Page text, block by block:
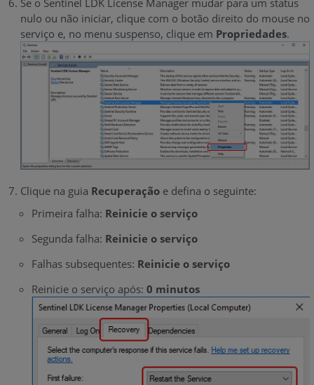
nulo ou não iniciar, clique com o botão direito do mouse no
serviço e, no menu suspenso, clique em Propriedades.
Clique na guia Recuperaçãoe defina o seguinte:
Primeira falha: Reinicie o serviço
Segunda falha: Reinicie o serviço
Falhas subsequentes: Reinicie o serviço
Reinicie o serviço após: 0 minutos